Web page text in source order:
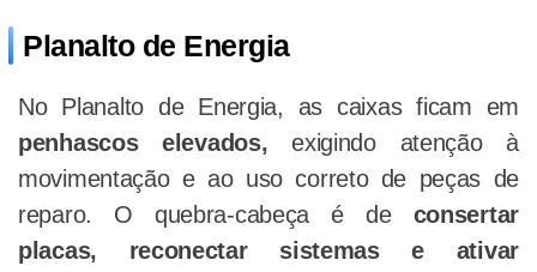
Planalto de Energia
No Planalto de Energia, as caixas ficam em
penhascos elevados, exigindo atenção à
movimentação e ao uso correto de peças de
reparo. O quebra-cabeça é de consertar
placas, reconectar sistemas e ativar